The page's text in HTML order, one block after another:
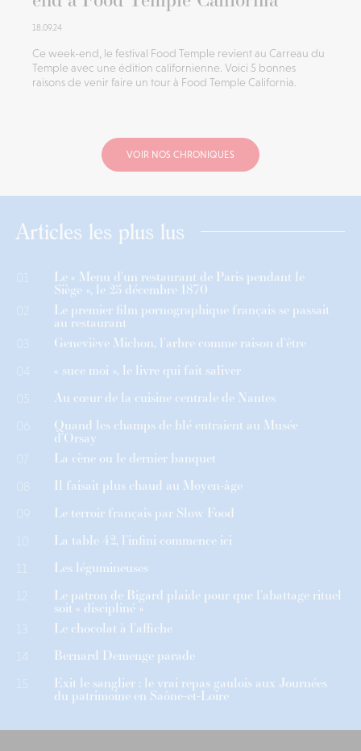
18.09.24
Ce week-end, le festival Food Temple revient au Carreau du
Temple avec une édition californienne. Voici 5 bonnes
raisons de venir faire un tour à Food Temple California.
VOIR NOS CHRONIQUES
Articles les plus lus
01 Le « Menu d’un restaurant de Paris pendant le
Siège », le 25 décembre 1870
Le premier film pornographique français se passait
au restaurant
03 Geneviève Michon, l’arbre comme raison d’être
04 « suce moi », le livre qui fait saliver
05 Au cœur de la cuisine centrale de Nantes
06 Quand les champs de blé entraient au Musée
d’Orsay
07 La cène ou le dernier banquet
08 Il faisait plus chaud au Moyen-âge
09 Le terroir français par Slow Food
10 La table 42, l’infini commence ici
11 Les légumineuses
12 Le patron de Bigard plaide pour que l’abattage rituel
soit « discipliné »
13 Le chocolat à l’affiche
14 Bernard Demenge parade
15 Exit le sanglier : le vrai repas gaulois aux Journées
du patrimoine en Saône-et-Loire